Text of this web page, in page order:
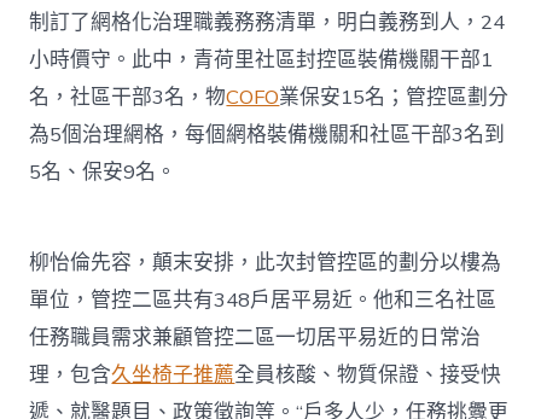
制訂了網格化治理職義務務清單，明白義務到人，24
小時價守。此中，青荷里社區封控區裝備機關干部1
名，社區干部3名，物COFO業保安15名；管控區劃分
為5個治理網格，每個網格裝備機關和社區干部3名到
5名、保安9名。
柳怡倫先容，顛末安排，此次封管控區的劃分以樓為
單位，管控二區共有348戶居平易近。他和三名社區
任務職員需求兼顧管控二區一切居平易近的日常治
理，包含久坐椅子推薦全員核酸、物質保證、接受快
遞、就醫題目、政策徵詢等。“戶多人少，任務挑釁更